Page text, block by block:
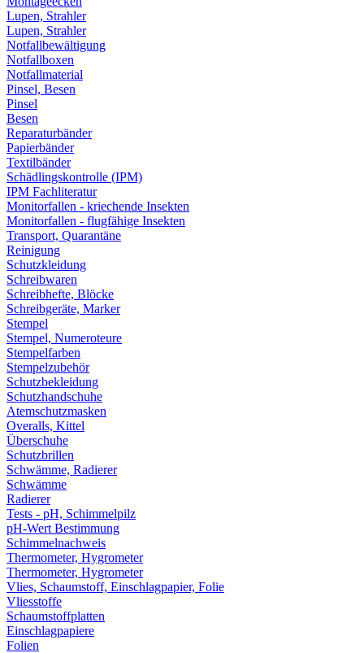
Lupen, Strahler
Lupen, Strahler
Notfallbewältigung
Notfallboxen
Notfallmaterial
Pinsel, Besen
Pinsel
Besen
Reparaturbänder
Papierbänder
Textilbänder
Schädlingskontrolle (IPM)
IPM Fachliteratur
Monitorfallen - kriechende Insekten
Monitorfallen - flugfähige Insekten
Transport, Quarantäne
Reinigung
Schutzkleidung
Schreibwaren
Schreibhefte, Blöcke
Schreibgeräte, Marker
Stempel
Stempel, Numeroteure
Stempelfarben
Stempelzubehör
Schutzbekleidung
Schutzhandschuhe
Atemschutzmasken
Overalls, Kittel
Überschuhe
Schutzbrillen
Schwämme, Radierer
Schwämme
Radierer
Tests - pH, Schimmelpilz
pH-Wert Bestimmung
Schimmelnachweis
Thermometer, Hygrometer
Thermometer, Hygrometer
Vlies, Schaumstoff, Einschlagpapier, Folie
Vliesstoffe
Schaumstoffplatten
Einschlagpapiere
Folien